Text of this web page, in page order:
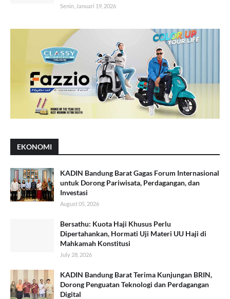
Senin, Januari 19, 2026
EKONOMI
KADIN Bandung Barat Gagas Forum Internasional
untuk Dorong Pariwisata, Perdagangan, dan
Investasi
August 05, 2026
Bersathu: Kuota Haji Khusus Perlu
Dipertahankan, Hormati Uji Materi UU Haji di
Mahkamah Konstitusi
July 28, 2026
KADIN Bandung Barat Terima Kunjungan BRIN,
Dorong Penguatan Teknologi dan Perdagangan
Digital